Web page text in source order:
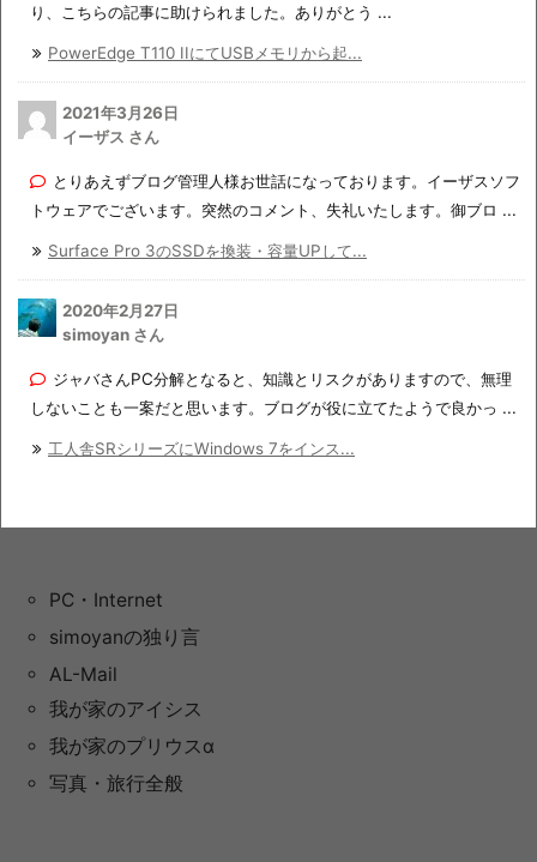
り、こちらの記事に助けられました。ありがとう ...
PowerEdge T110 IIにてUSBメモリから起...
2021年3月26日
イーザス さん
とりあえずブログ管理人様お世話になっております。イーザスソフ
トウェアでございます。突然のコメント、失礼いたします。御ブロ ...
Surface Pro 3のSSDを換装・容量UPして...
2020年2月27日
simoyan さん
ジャバさんPC分解となると、知識とリスクがありますので、無理
しないことも一案だと思います。ブログが役に立てたようで良かっ ...
工人舎SRシリーズにWindows 7をインス...
PC・Internet
simoyanの独り言
AL-Mail
我が家のアイシス
我が家のプリウスα
写真・旅行全般